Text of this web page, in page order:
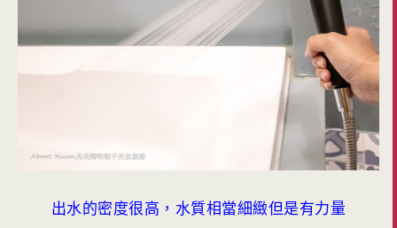
出水的密度很高，水質相當細緻但是有力量